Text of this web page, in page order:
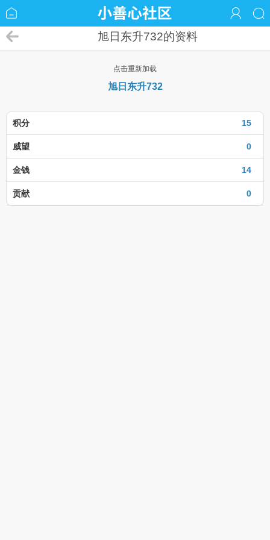
旭日东升732的资料
点击重新加载
旭日东升732
15
积分
0
威望
14
金钱
0
贡献